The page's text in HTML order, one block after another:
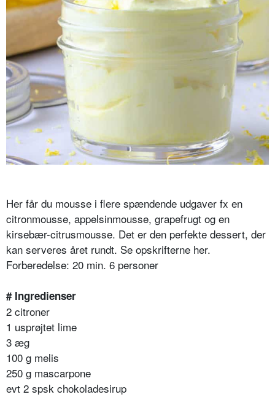
Her får du mousse i flere spændende udgaver fx en
citronmousse, appelsinmousse, grapefrugt og en
kirsebær-citrusmousse. Det er den perfekte dessert, der
kan serveres året rundt. Se opskrifterne her.
Forberedelse: 20 min. 6 personer
# Ingredienser
2 citroner
1 usprøjtet lime
3 æg
100 g melis
250 g mascarpone
evt 2 spsk chokoladesirup